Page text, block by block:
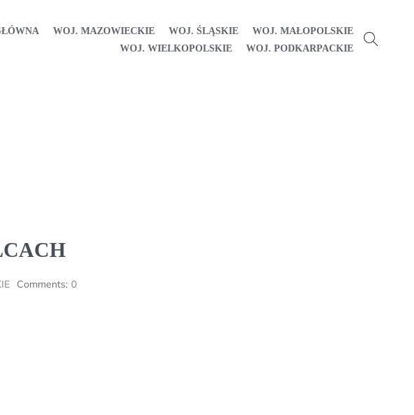
WOJ. MAZOWIECKIE WOJ. ŚLĄSKIE
WOJ. MAŁOPOLSKIE
WOJ. WIELKOPOLSKIE
WOJ. PODKARPACKIE
Comments: 0